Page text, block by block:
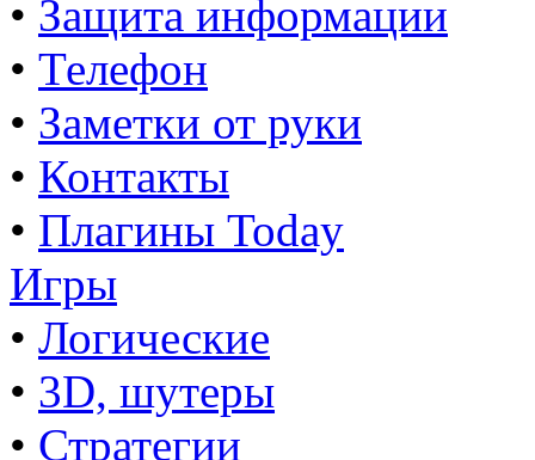
• Защита информации
• Телефон
• Заметки от руки
• Контакты
• Плагины Today
Игры
• Логические
• 3D, шутеры
• Стратегии